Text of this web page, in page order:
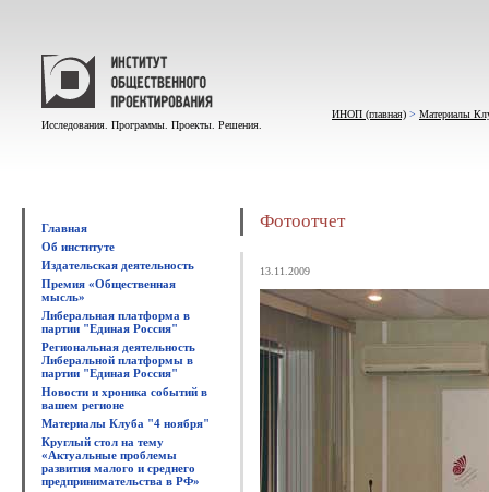
Исследования. Программы. Проекты. Решения.
ИНОП (главная) > Материалы
Главная
Об институте
Издательская деятельность
Премия «Общественная
мысль»
Либеральная платформа в
партии "Единая Россия"
Региональная деятельность
Либеральной платформы в
партии "Единая Россия"
Новости и хроника событий в
вашем регионе
Материалы Клуба "4 ноября"
Круглый стол на тему
«Актуальные проблемы
развития малого и среднего
предпринимательства в РФ»
Фотоотчет
13.11.2009